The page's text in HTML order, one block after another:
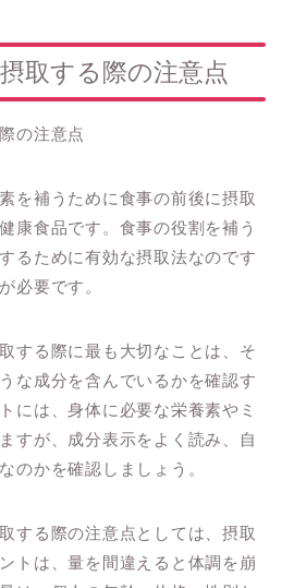
取する際の注意点
の注意点
を補うために食事の前後に摂取
康食品です。食事の役割を補う
るために有効な摂取法なのです
必要です。
する際に最も大切なことは、そ
な成分を含んでいるかを確認す
には、身体に必要な栄養素やミ
すが、成分表示をよく読み、自
のかを確認しましょう。
する際の注意点としては、摂取
トは、量を間違えると体調を崩